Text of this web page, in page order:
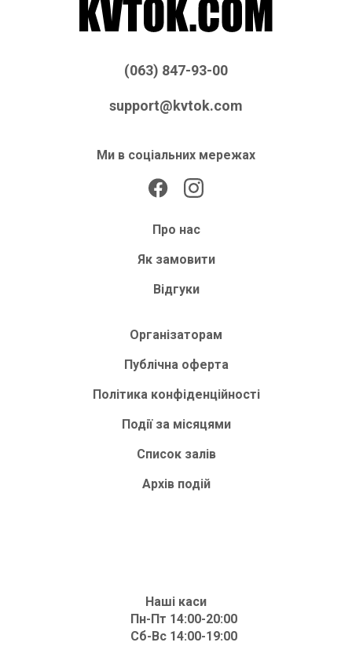
(063) 847-93-00
support@kvtok.com
Ми в соціальних мережах
Про нас
Як замовити
Відгуки
Організаторам
Публічна оферта
Політика конфіденційності
Події за місяцями
Список залів
Архів подій
Наші каси
Пн-Пт 14:00-20:00
Сб-Вс 14:00-19:00